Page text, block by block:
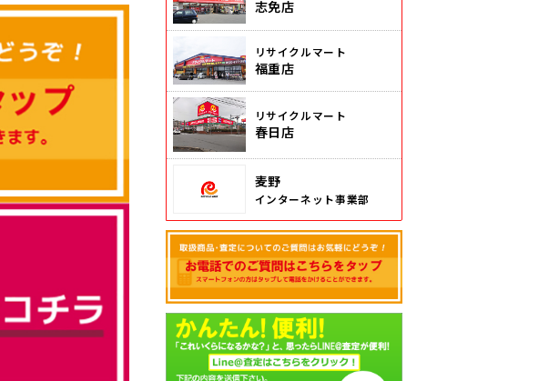
志免店
リサイクルマート
福重店
リサイクルマート
春日店
麦野
インターネット事業部